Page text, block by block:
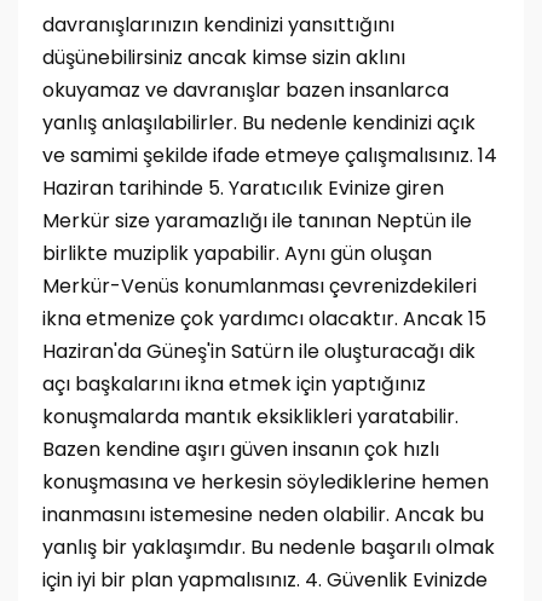
davranışlarınızın kendinizi yansıttığını
düşünebilirsiniz ancak kimse sizin aklını
okuyamaz ve davranışlar bazen insanlarca
yanlış anlaşılabilirler. Bu nedenle kendinizi açık
ve samimi şekilde ifade etmeye çalışmalısınız. 14
Haziran tarihinde 5. Yaratıcılık Evinize giren
Merkür size yaramazlığı ile tanınan Neptün ile
birlikte muziplik yapabilir. Aynı gün oluşan
Merkür-Venüs konumlanması çevrenizdekileri
ikna etmenize çok yardımcı olacaktır. Ancak 15
Haziran'da Güneş'in Satürn ile oluşturacağı dik
açı başkalarını ikna etmek için yaptığınız
konuşmalarda mantık eksiklikleri yaratabilir.
Bazen kendine aşırı güven insanın çok hızlı
konuşmasına ve herkesin söylediklerine hemen
inanmasını istemesine neden olabilir. Ancak bu
yanlış bir yaklaşımdır. Bu nedenle başarılı olmak
için iyi bir plan yapmalısınız. 4. Güvenlik Evinizde